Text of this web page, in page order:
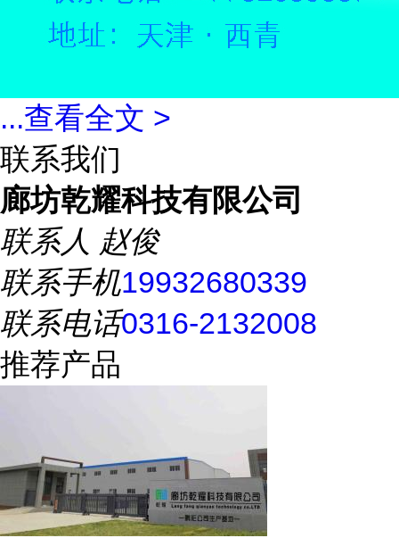
...查看全文 >
联系我们
廊坊乾耀科技有限公司
联系人 赵俊
联系手机19932680339
联系电话0316-2132008
推荐产品